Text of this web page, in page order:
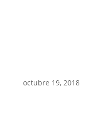
octubre 19, 2018